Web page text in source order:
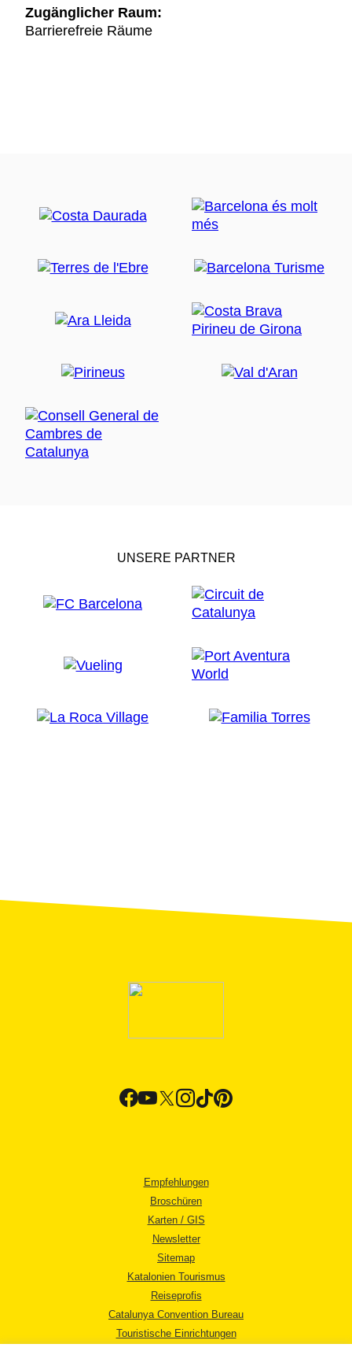
Zugänglicher Raum:
Barrierefreie Räume
UNSERE PARTNER
Empfehlungen
Broschüren
Karten / GIS
Newsletter
Sitemap
Katalonien Tourismus
Reiseprofis
Catalunya Convention Bureau
Touristische Einrichtungen